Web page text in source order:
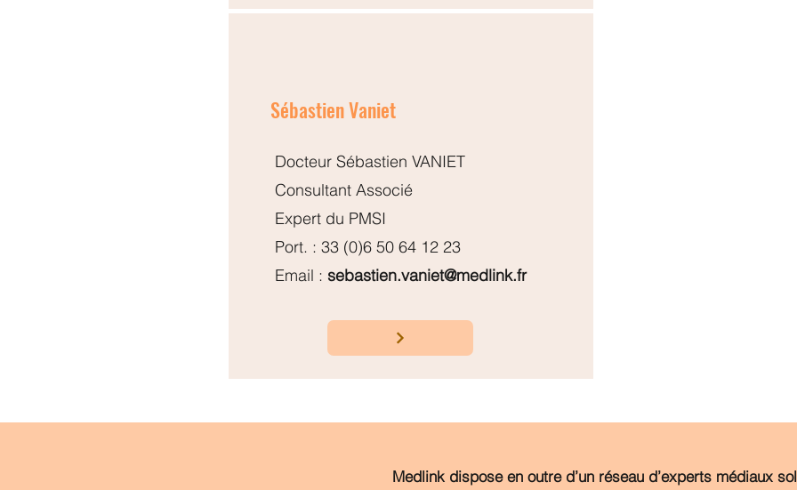
Sébastien Vaniet
Docteur Sébastien VANIET
Consultant Associé
Expert du PMSI
Port. : 33 (0)6 50 64 12 23
Email : sebastien.vaniet@medlink.fr
Medlink dispose en outre d’un réseau d’experts médiaux